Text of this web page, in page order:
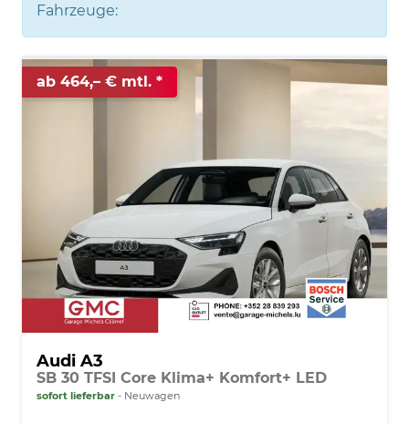
Fahrzeuge:
ab 464,– € mtl.
Audi A3
SB 30 TFSI Core Klima+ Komfort+ LED
sofort lieferbar Neuwagen